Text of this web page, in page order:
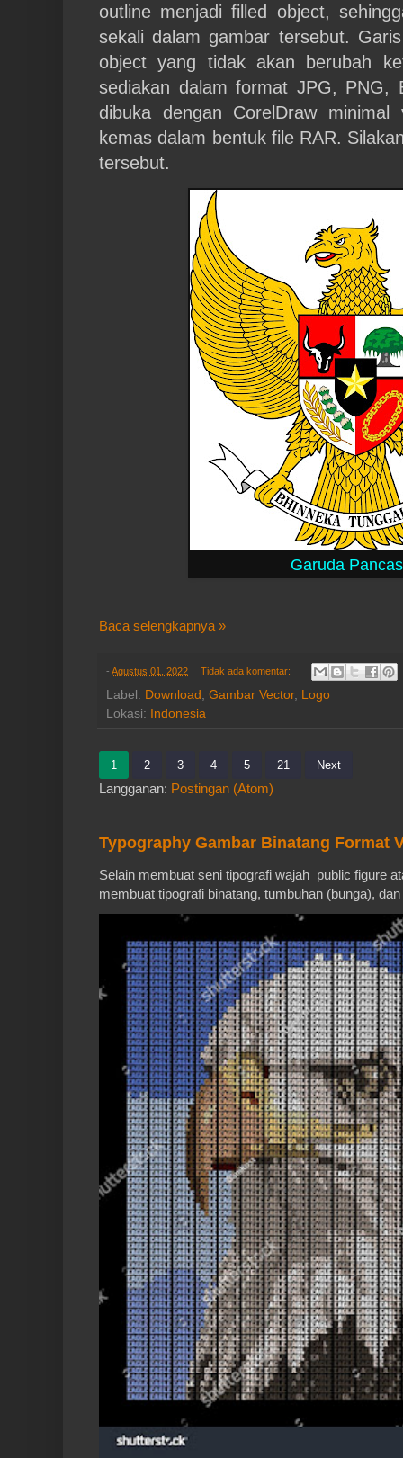
outline menjadi filled object,
sekali dalam gambar tersebut.
object yang tidak akan berubah
sediakan dalam format JPG, PNG,
dibuka dengan CorelDraw
kemas dalam bentuk file RAR.
tersebut.
Garuda
Baca selengkapnya »
- Agustus 01, 2022 Tidak ada komentar:
Label: Download Gambar Vector,
Logo
Lokasi:
Indonesia
1 2 3 4 5 21 Next
Langganan: Postingan (Atom)
Typography Gambar Binatang Format
Selain membuat seni tipografi wajah public figure
membuat tipografi binatang, tumbuhan (bunga),